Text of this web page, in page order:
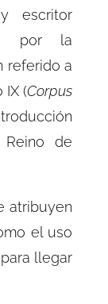
escritor
por la
referido a
IX (Corpus
Reino de
atribuyen
el uso
llegar